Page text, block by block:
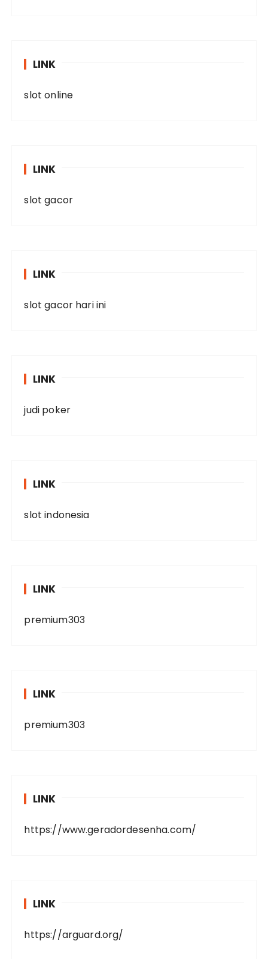
LINK
slot online
LINK
slot gacor
LINK
slot gacor hari ini
LINK
judi poker
LINK
slot indonesia
LINK
premium303
LINK
premium303
LINK
https://www.geradordesenha.com/
LINK
https://arguard.org/